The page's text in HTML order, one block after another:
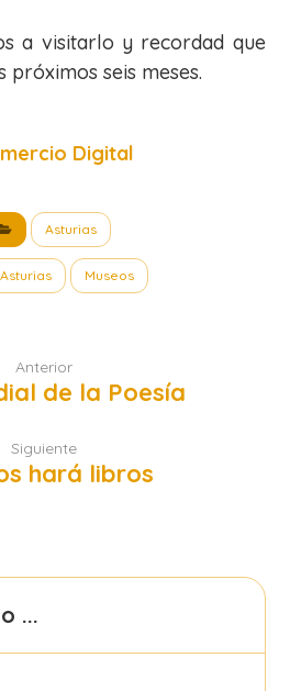
a visitarlo y recordad que
seis meses.
Digital
Asturias
Asturias Museos
Anterior
de la Poesía
Siguiente
hará libros
...